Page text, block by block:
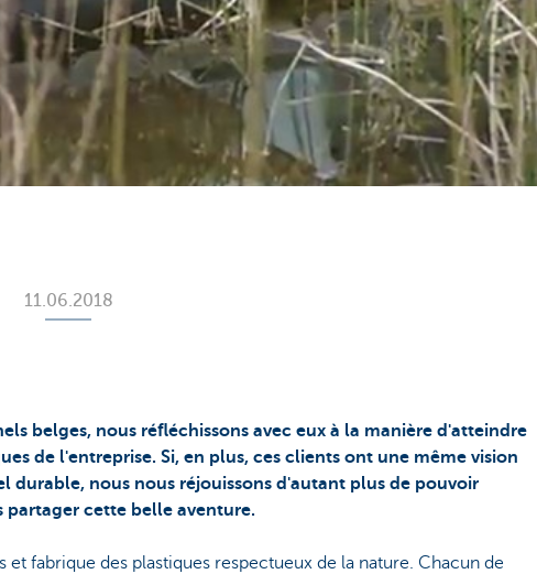
11.06.2018
belges, nous réfléchissons avec eux à la manière d'atteindre
de l'entreprise. Si, en plus, ces clients ont une même vision
durable, nous nous réjouissons d'autant plus de pouvoir
partager cette belle aventure.
fabrique des plastiques respectueux de la nature. Chacun de